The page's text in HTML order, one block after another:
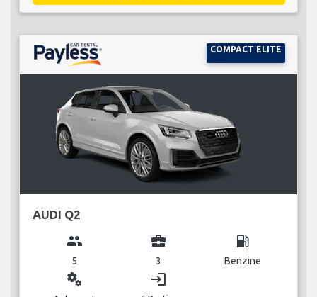
COMPACT ELITE
AUDI Q2
group
5
business_center
3
local_gas_station
Benzine
miscellaneous_services login